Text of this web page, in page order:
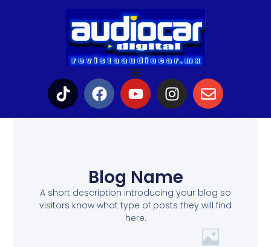
Blog Name
A short description introducing your blog so
visitors know what type of posts they will find
here.